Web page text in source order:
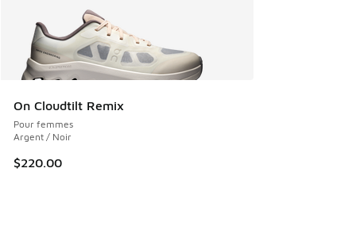
On Cloudtilt Remix
Pour femmes
Argent / Noir
$220.00